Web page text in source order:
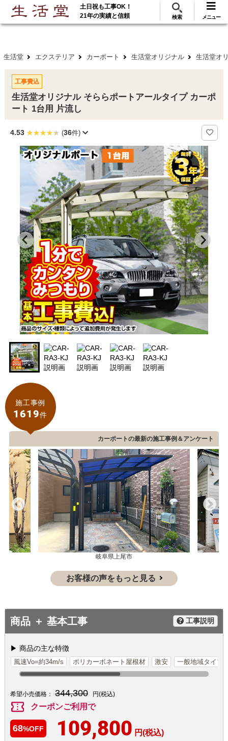
ご利用 288万･工事実績117万件! 無料見積
土日祝も工事OK！
21年の実績と信頼
検索 メニュー
生活堂 エクステリア カーポート 生活堂オリジナル 生活堂オ
工事費込
生活堂オリジナル そららポートアールタイプ カーポ
ート 1台用 片流し
4.53 (36件)
施工事例
1619件
カーポートの最新の施工事例＆アンケート
岐阜県上尾市
お客様の声をもっと見る
商品 ＋ 基本工事 工事説明
▶ 商品の主な特徴
風速Vo=約34m/s ポリカーボネート屋根材 激安 一般地域タイプ
希望小売価格： 344,300 円(税込)
confirmation_number クーポンご利用で
68%OFF 109,800 円(税込)